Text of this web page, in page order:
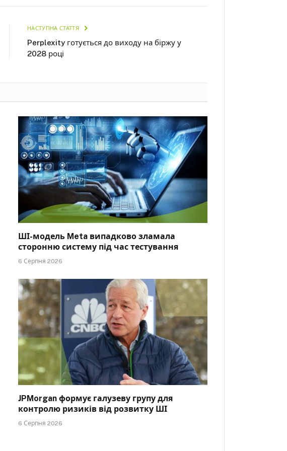
НАСТУПНА СТАТТЯ
Perplexity готується до виходу на біржу у
2028 році
ШІ-модель Meta випадково зламала
сторонню систему під час тестування
6 Серпня 2026
JPMorgan формує галузеву групу для
контролю ризиків від розвитку ШІ
6 Серпня 2026